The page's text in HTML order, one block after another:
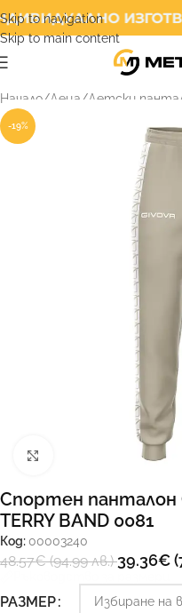
Skip to navigation
Skip to main content
Начало/Деца /Детски
-19%
Спортен панталон
TERRY BAND 0081
Код: 00003240
48.57€(94.99 лв.)39.36€
РАЗМЕР